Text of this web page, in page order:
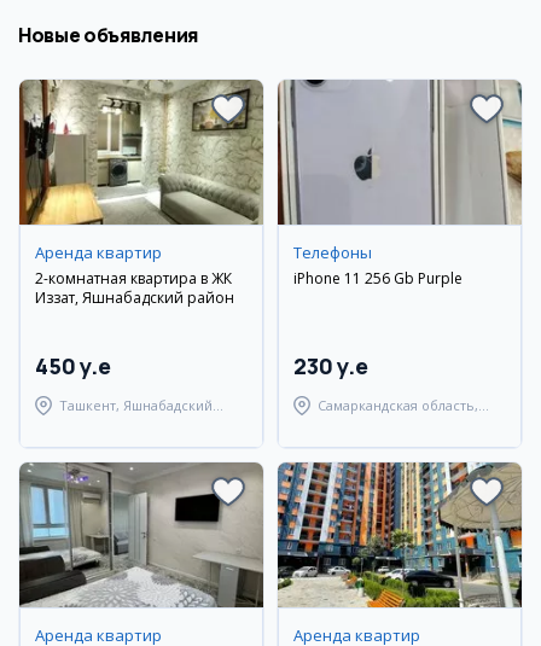
Новые объявления
Аренда квартир
2-комнатная квартира в ЖК
Иззат, Яшнабадский район
450 y.e
Ташкент, Яшнабадский
Телефоны
iPhone 11 256 Gb Purple
230 y.e
Самаркандская область,
Аренда квартир Аренда квартир